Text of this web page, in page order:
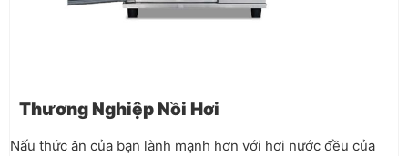
Thương Nghiệp Nồi Hơi
Nấu thức ăn của bạn lành mạnh hơn với hơi nước đều của